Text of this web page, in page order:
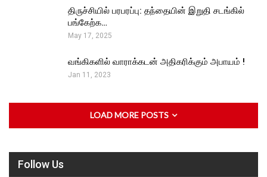
திருச்சியில் பரபரப்பு: தந்தையின் இறுதி சடங்கில்
பங்கேற்க…
May 17, 2025
வங்கிகளில் வாராக்கடன் அதிகரிக்கும் அபாயம் !
Jan 11, 2023
LOAD MORE POSTS
Follow Us